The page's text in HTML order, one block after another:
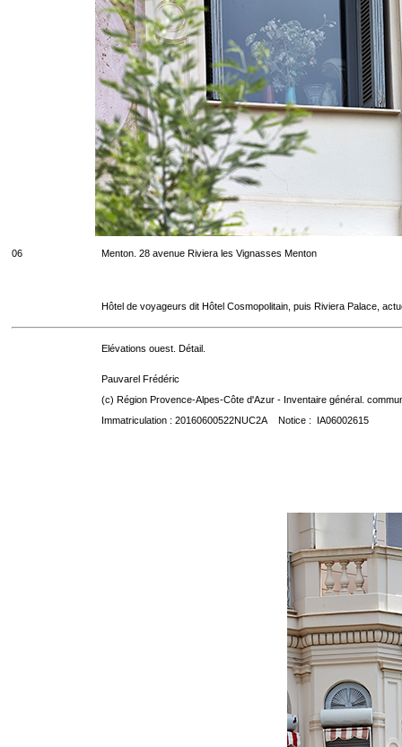
06 Menton. 28 avenue Riviera les Vignasses Menton
Hôtel de voyageurs dit Hôtel Cosmopolitain, puis Riviera Palace,
Elévations ouest. Détail.
Pauvarel Frédéric
(c) Région Provence-Alpes-Côte d'Azur - Inventaire général.
Immatriculation : 20160600522NUC2A Notice : IA06002615